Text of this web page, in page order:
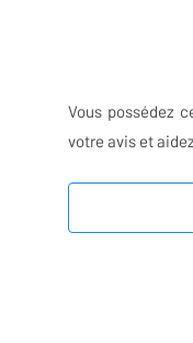
Vous possédez
votre avis et